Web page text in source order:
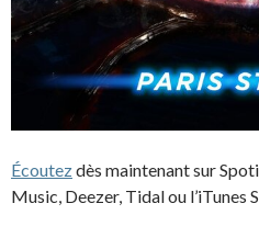
Écoutezdès maintenant sur
Music, Deezer, Tidal ou l’iTunes